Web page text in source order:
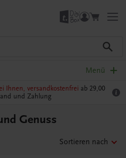
Menü
Ihnen, versandkostenfrei ab 29,00
und Zahlung
Genuss
Sortieren nach